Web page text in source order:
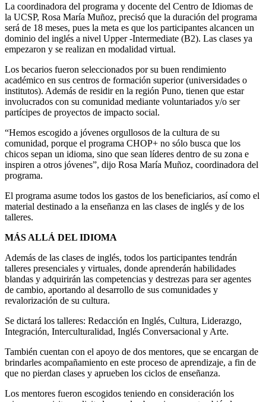
La coordinadora del programa y docente del Centro de Idiomas de
la UCSP, Rosa María Muñoz, precisó que la duración del programa
será de 18 meses, pues la meta es que los participantes alcancen un
dominio del inglés a nivel Upper -Intermediate (B2). Las clases ya
empezaron y se realizan en modalidad virtual.
Los becarios fueron seleccionados por su buen rendimiento
académico en sus centros de formación superior (universidades o
institutos). Además de residir en la región Puno, tienen que estar
involucrados con su comunidad mediante voluntariados y/o ser
partícipes de proyectos de impacto social.
“Hemos escogido a jóvenes orgullosos de la cultura de su
comunidad, porque el programa CHOP+ no sólo busca que los
chicos sepan un idioma, sino que sean líderes dentro de su zona e
inspiren a otros jóvenes”, dijo Rosa María Muñoz, coordinadora del
programa.
El programa asume todos los gastos de los beneficiarios, así como el
material destinado a la enseñanza en las clases de inglés y de los
talleres.
MÁS ALLÁ DEL IDIOMA
Además de las clases de inglés, todos los participantes tendrán
talleres presenciales y virtuales, donde aprenderán habilidades
blandas y adquirirán las competencias y destrezas para ser agentes
de cambio, aportando al desarrollo de sus comunidades y
revalorización de su cultura.
Se dictará los talleres: Redacción en Inglés, Cultura, Liderazgo,
Integración, Interculturalidad, Inglés Conversacional y Arte.
También cuentan con el apoyo de dos mentores, que se encargan de
brindarles acompañamiento en este proceso de aprendizaje, a fin de
que no pierdan clases y aprueben los ciclos de enseñanza.
Los mentores fueron escogidos teniendo en consideración los